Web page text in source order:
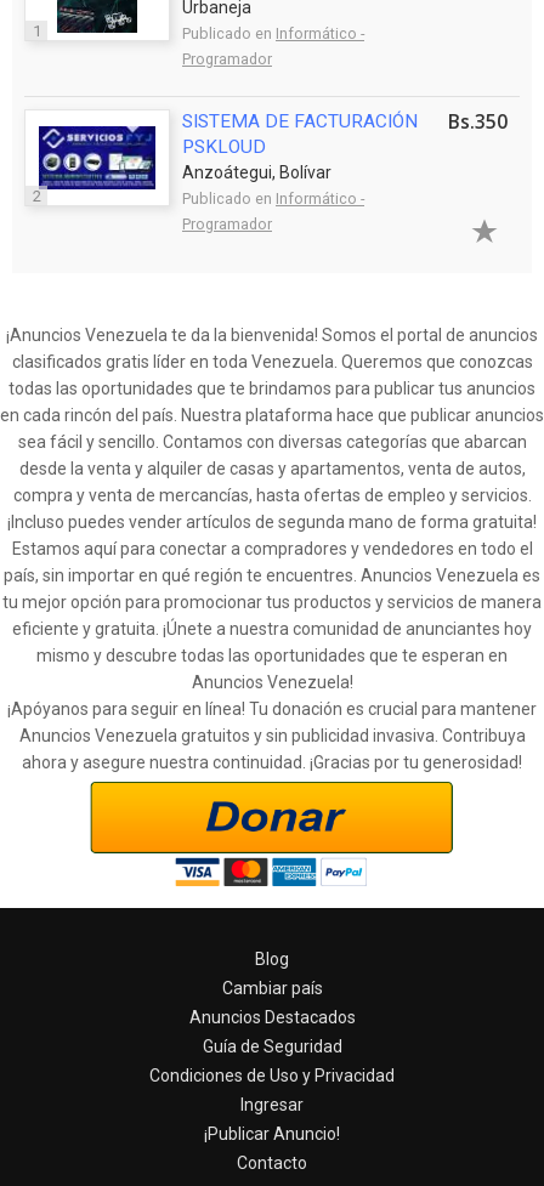
1
Urbaneja
Publicado en Informático -
Programador
2
SISTEMA DE FACTURACIÓN
PSKLOUD
Anzoátegui, Bolívar
Publicado en Informático -
Programador
Bs.350
¡Anuncios Venezuela te da la bienvenida! Somos el portal de anuncios
clasificados gratis líder en toda Venezuela. Queremos que conozcas
todas las oportunidades que te brindamos para publicar tus anuncios
en cada rincón del país. Nuestra plataforma hace que publicar anuncios
sea fácil y sencillo. Contamos con diversas categorías que abarcan
desde la venta y alquiler de casas y apartamentos, venta de autos,
compra y venta de mercancías, hasta ofertas de empleo y servicios.
¡Incluso puedes vender artículos de segunda mano de forma gratuita!
Estamos aquí para conectar a compradores y vendedores en todo el
país, sin importar en qué región te encuentres. Anuncios Venezuela es
tu mejor opción para promocionar tus productos y servicios de manera
eficiente y gratuita. ¡Únete a nuestra comunidad de anunciantes hoy
mismo y descubre todas las oportunidades que te esperan en
Anuncios Venezuela!
¡Apóyanos para seguir en línea! Tu donación es crucial para mantener
Anuncios Venezuela gratuitos y sin publicidad invasiva. Contribuya
ahora y asegure nuestra continuidad. ¡Gracias por tu generosidad!
Blog
Cambiar país
Anuncios Destacados
Guía de Seguridad
Condiciones de Uso y Privacidad
Ingresar
¡Publicar Anuncio!
Contacto